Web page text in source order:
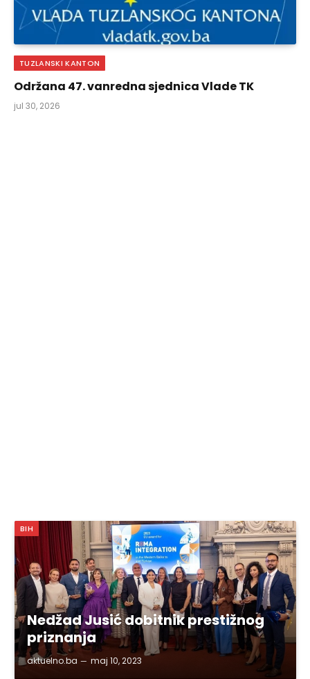
TUZLANSKI KANTON
Održana 47. vanredna sjednica Vlade TK
jul 30, 2026
BIH
Nedžad Jusić dobitnik prestižnog
priznanja
aktuelno.ba maj 10, 2023